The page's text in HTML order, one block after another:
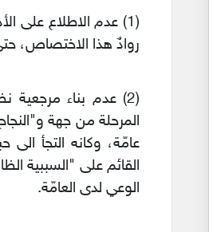
(1) عدم الاطلاع على
روادٌ هذا الاختصاص،
(2) عدم بناء
المرحلة من جهة
عامّة، وكانه التجأ الى
القائم على "السببية
الوعي لدى العامّة.